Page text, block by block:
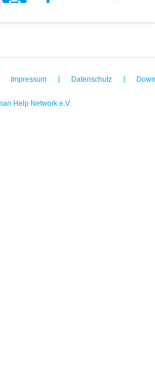
Impressum Datenschutz
Help Network e.V.